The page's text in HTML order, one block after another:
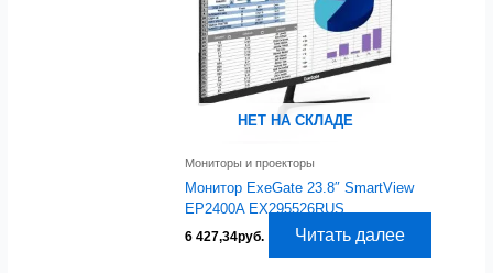
НЕТ НА СКЛАДЕ
Мониторы и проекторы
Монитор ExeGate 23.8″ SmartView
EP2400A EX295526RUS
6 427,34руб. Читать далее